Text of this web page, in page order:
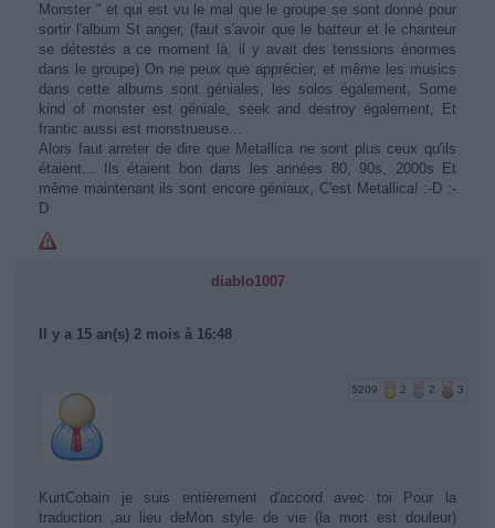
Monster " et qui est vu le mal que le groupe se sont donné pour
sortir l'album St anger, (faut s'avoir que le batteur et le chanteur
se détestés a ce moment là, il y avait des tenssions énormes
dans le groupe) On ne peux que apprécier, et même les musics
dans cette albums sont géniales, les solos également, Some
kind of monster est géniale, seek and destroy également, Et
frantic aussi est monstrueuse...
Alors faut arreter de dire que Metallica ne sont plus ceux qu'ils
étaient... Ils étaient bon dans les années 80, 90s, 2000s Et
même maintenant ils sont encore géniaux, C'est Metallica! :-D :-
D
diablo1007
Il y a 15 an(s) 2 mois à 16:48
5209 2 2 3
KurtCobain je suis entièrement d'accord avec toi Pour la
traduction ,au lieu deMon style de vie (la mort est douleur)